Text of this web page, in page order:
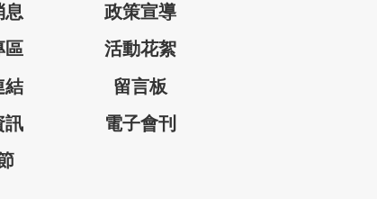
息
政策宣導
區
活動花絮
結
留言板
訊
電子會刊